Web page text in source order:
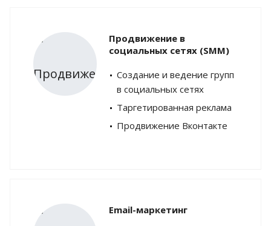
Продвижение в
социальных сетях (SMM)
Создание и ведение групп
в социальных сетях
Таргетированная реклама
Продвижение Вконтакте
Email-маркетинг